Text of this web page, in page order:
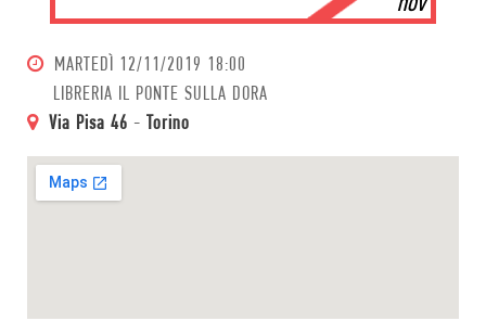
MARTEDÌ 12/11/2019 18:00
LIBRERIA IL PONTE SULLA DORA
Via Pisa 46 - Torino